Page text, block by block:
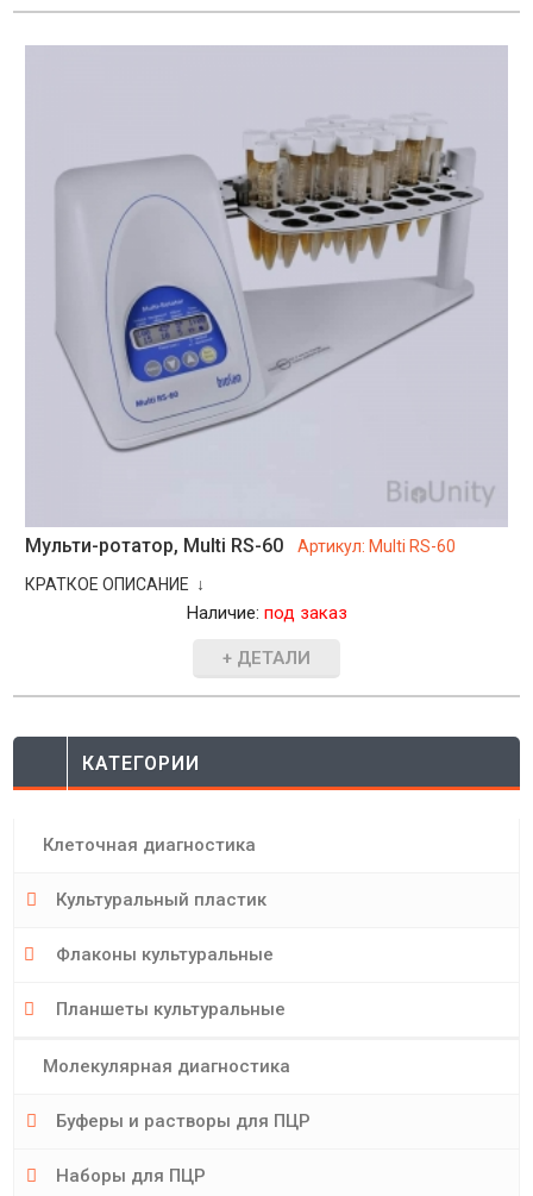
Мульти-ротатор, Multi RS-60 Артикул: Multi RS-60
КРАТКОЕ ОПИСАНИЕ ↓
Наличие: под заказ
+ ДЕТАЛИ
КАТЕГОРИИ
Клеточная диагностика
Культуральный пластик
Флаконы культуральные
Планшеты культуральные
Молекулярная диагностика
Буферы и растворы для ПЦР
Наборы для ПЦР